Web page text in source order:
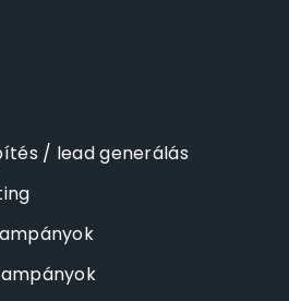
/ lead generálás